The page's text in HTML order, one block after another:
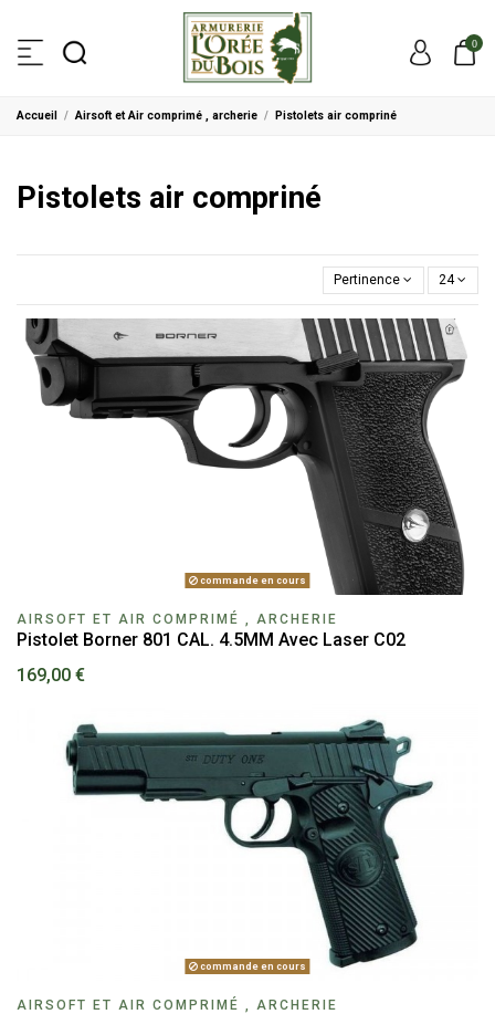
0
Accueil Airsoft et Air comprimé , archerie Pistolets air compriné
Pistolets air compriné
Pertinence 24
commande en cours
AIRSOFT ET AIR COMPRIMÉ , ARCHERIE
Pistolet Borner 801 CAL. 4.5MM Avec Laser C02
169,00 €
commande en cours
AIRSOFT ET AIR COMPRIMÉ , ARCHERIE